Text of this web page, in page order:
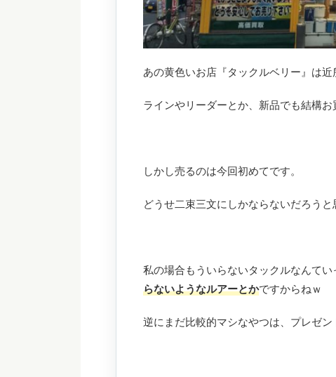
あの黄色いお店『タックルベリー』は
ラインやリーダーとか、新品でも結構お
しかし売るのは今回初めてです。
どうせ二束三文にしかならないだろうと
私の場合もういらないタックルなんてい
らないようなルアーとかですからねｗ
逆にまだ比較的マシなやつは、プレゼ